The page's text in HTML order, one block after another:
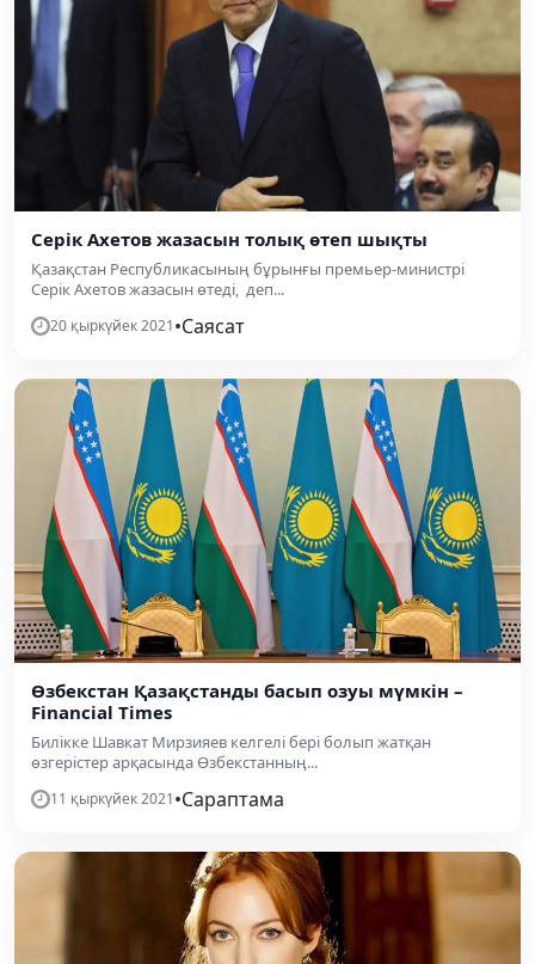
Серік Ахетов жазасын толық өтеп шықты
Қазақстан Республикасының бұрынғы премьер-министрі
Серік Ахетов жазасын өтеді, деп...
20 қыркүйек 2021•Саясат
Өзбекстан Қазақстанды басып озуы мүмкін –
Financial Times
Билікке Шавкат Мирзияев келгелі бері болып жатқан
өзгерістер арқасында Өзбекстанның...
11 қыркүйек 2021•Сараптама